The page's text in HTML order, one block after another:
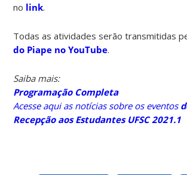
no link.
Todas as atividades serão transmitidas
do Piape no YouTube.
Saiba mais:
Programação Completa
Acesse aqui as notícias sobre os eventos
Recepção aos Estudantes UFSC 2021.1